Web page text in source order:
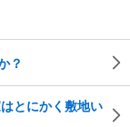
？
とにかく敷地い